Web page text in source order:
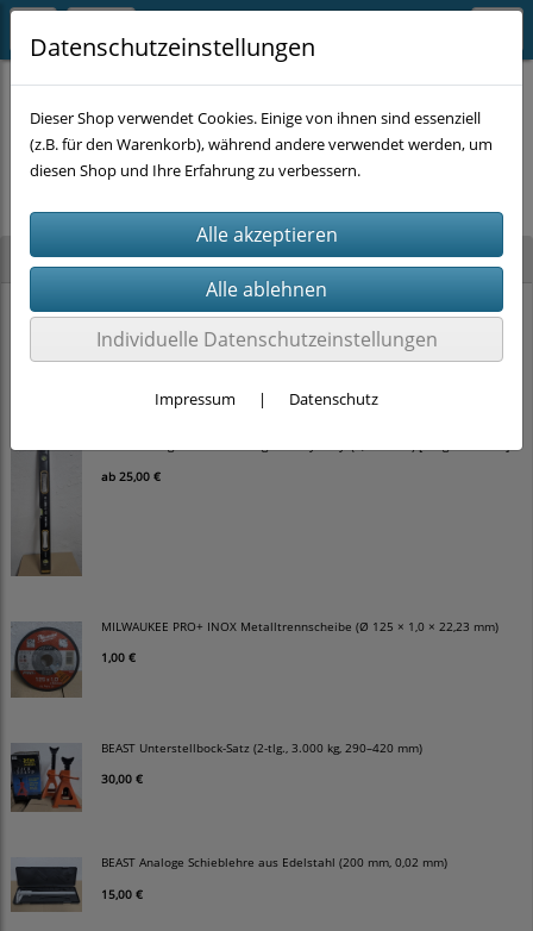
Neu im Shop
STAHLKAISER Ratschen-Ringmaulschlüssel-Satz (22-tlg., SW 6–32 mm) im
Koffer
100,00 €
ab 25,00 €
MILWAUKEE PRO+ INOX Metalltrennscheibe (Ø 125 × 1,0 × 22,23 mm)
1,00 €
BEAST Unterstellbock-Satz (2-tlg., 3.000 kg, 290–420 mm)
30,00 €
BEAST Analoge Schieblehre aus Edelstahl (200 mm, 0,02 mm)
15,00 €
Es wurden leider keine Produkte gefunden.
Datenschutzeinstellungen
Dieser Shop verwendet Cookies. Einige von ihnen sind essenziell
(z.B. für den Warenkorb), während andere verwendet werden, um
diesen Shop und Ihre Erfahrung zu verbessern.
Individuelle Datenschutzeinstellungen
Impressum | Datenschutz